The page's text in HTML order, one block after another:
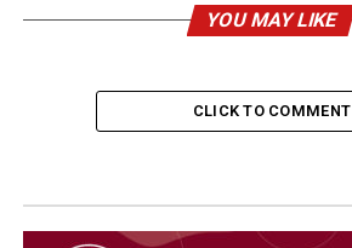
YOU MAY LIKE
CLICK TO COMMENT